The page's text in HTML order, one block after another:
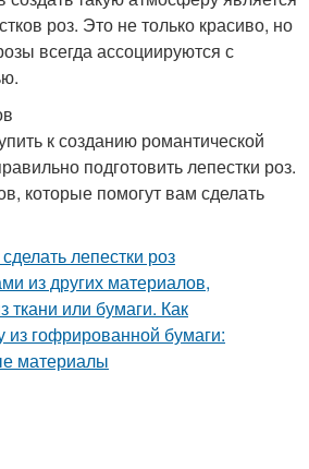
роз. Это не только красиво, но
всегда ассоциируются с
к созданию романтической
подготовить лепестки роз.
которые помогут вам сделать